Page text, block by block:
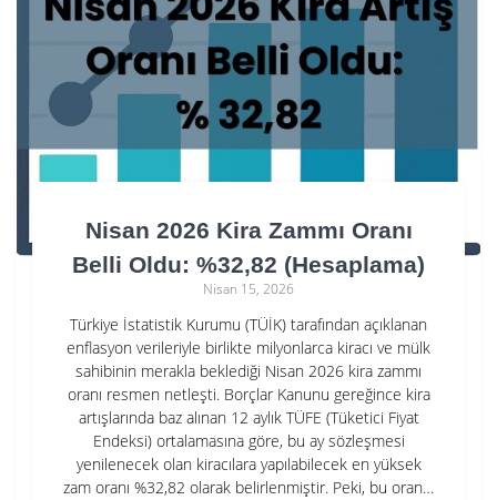
Nisan 2026 Kira Zammı Oranı
Belli Oldu: %32,82 (Hesaplama)
Nisan 15, 2026
Türkiye İstatistik Kurumu (TÜİK) tarafından açıklanan
enflasyon verileriyle birlikte milyonlarca kiracı ve mülk
sahibinin merakla beklediği Nisan 2026 kira zammı
oranı resmen netleşti. Borçlar Kanunu gereğince kira
artışlarında baz alınan 12 aylık TÜFE (Tüketici Fiyat
Endeksi) ortalamasına göre, bu ay sözleşmesi
yenilenecek olan kiracılara yapılabilecek en yüksek
zam oranı %32,82 olarak belirlenmiştir. Peki, bu oran…